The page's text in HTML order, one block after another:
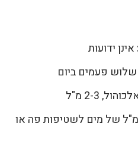
אינן ידועות
6 ג' ב-100 מ"ל של מים לשטיפות פה או